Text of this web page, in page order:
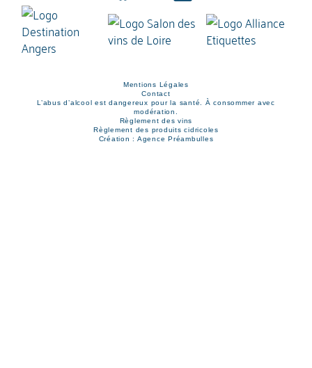
Mentions Légales
Contact
L’abus d’alcool est dangereux pour la santé. À consommer avec
modération.
Règlement des vins
Règlement des produits cidricoles
Création : Agence Préambulles